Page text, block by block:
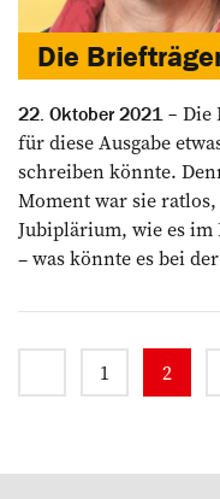
Die
22. Oktober 2021
Die
für diese Ausgabe
schreiben könnte.
Moment war sie
Jubiplärium, wie es im
– was könnte es bei
1 2